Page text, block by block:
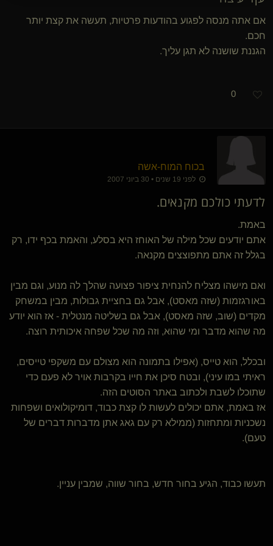
אם אתה מנסה לפגוע בהודעות פרטיות, תעשה את קצת יותר
חכם.
הגננת שושנה לא תגן עליך.
0
בכוח המוח-אשה
לפני 19 שנים • 30 ביוני 2007
לדעתי כולכם מקנאים.
באמת.
אתם יודעים שכל מילה של האוחז היא בסלע, והאמת בכף ידו, רק
בגלל זה אתם מתפוצצים מקנאה.
ואם מישהו מצליח להנחית ציפור פצועה שהלך לה מנוע, וגם מבין
באורגזמות (שזה מאסט), אבל גם בחציית גבולות, מבין במשחק
מקדים (שוב, שזה מאסט), אבל גם בשליטה מנטלית - אז הוא יודע
מה שהוא מדבר ומי שהוא, וזה מה שכל שפחה איכותית רוצה.
ובכלל, הוא טייס, (אפילו בתמונה הוא מצולם עם משקפי טייסים,
ראיתי במו עיני), ובטח סיכן את חייו בקרבות אויר לא פעם כדי
שתוכלו לשבת ולכתוב באתר הסוטים הזה.
אז באמת, אתם יכולים לעשות לו קצת כבוד, דומיקולואים ושפחות
נשכניות ומתחזות (ממילא רק עם גאג אתן מדברות דברים של
טעם).
תעשו כבוד, הגיע בחור חדש, בחור שווה, שמבין עניין.